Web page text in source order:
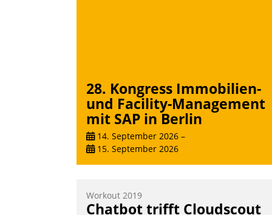
28. Kongress Immobilien-
und Facility-Management
mit SAP in Berlin
14. September 2026 –
15. September 2026
Workout 2019
Chatbot trifft Cloudscout